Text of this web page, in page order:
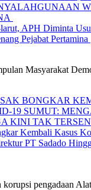
APH Diminta
Pejabat Pertamina
Masyarakat
Kembali Kasus
PT Sadado
korupsi pengadaan